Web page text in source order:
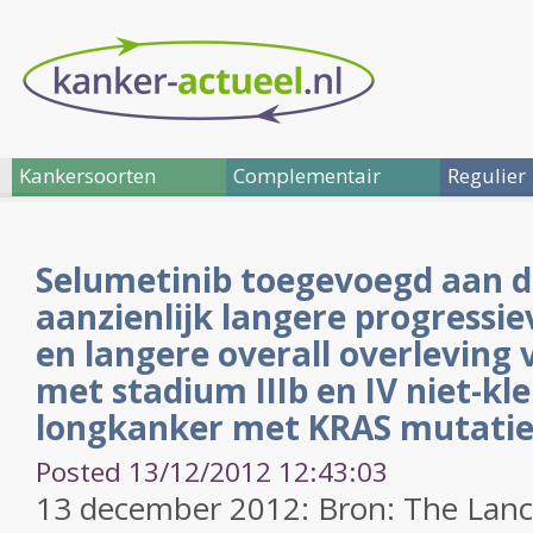
Kankersoorten Complementair Regulier
Selumetinib toegevoegd aan
aanzienlijk langere
en langere overall overleving
met stadium IIIb en IV niet-
longkanker met KRAS mutatie
Posted 13/12/2012 12:43:03
13 december 2012: Bron: The